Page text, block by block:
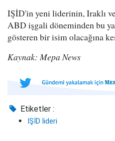
IŞİD'in yeni liderinin, Iraklı
ABD işgali döneminden bu
gösteren bir isim olacağına
Kaynak: Mepa News
Etiketler :
IŞİD lideri